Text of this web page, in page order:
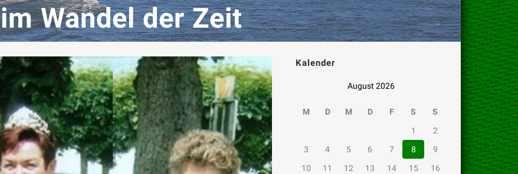
im Wandel der Zeit
Kalender
August 2026
M D M D F S
S
1
2
3
4 5 6 7 8
9
10
11 12 13 14 15
16